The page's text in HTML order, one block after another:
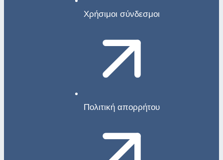
Χρήσιμοι σύνδεσμοι
Πολιτική απορρήτου